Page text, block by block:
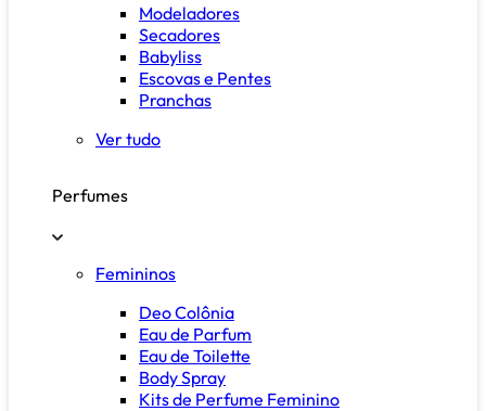
Modeladores
Secadores
Babyliss
Escovas e Pentes
Pranchas
Ver tudo
Perfumes
Femininos
Deo Colônia
Eau de Parfum
Eau de Toilette
Body Spray
Kits de Perfume Feminino